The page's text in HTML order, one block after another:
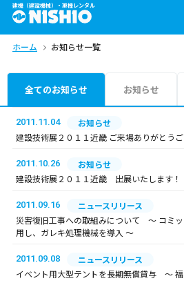
建機（建設機械）・重機レンタル
商品一覧
問合せ依頼リスト
エリア情報を見る
ホーム お知らせ一覧
全てのお知らせ お知らせ
2011.11.04
お知らせ
建設技術展２０１１近畿 ご来場ありがとうご
2011.10.26
お知らせ
建設技術展２０１１近畿 出展いたします！
2011.09.16
ニュースリリース
災害復旧工事への取組みについて ～ コミ
用し、ガレキ処理機械を導入 ～
2011.09.08
ニュースリリース
イベント用大型テントを長期無償貸与 ～